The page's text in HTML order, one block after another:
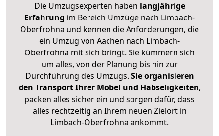
Die Umzugsexperten haben langjährige
Erfahrung im Bereich Umzüge nach Limbach-
Oberfrohna und kennen die Anforderungen, die
ein Umzug von Aachen nach Limbach-
Oberfrohna mit sich bringt. Sie kümmern sich
um alles, von der Planung bis hin zur
Durchführung des Umzugs. Sie organisieren
den Transport Ihrer Möbel und Habseligkeiten,
packen alles sicher ein und sorgen dafür, dass
alles rechtzeitig an Ihrem neuen Zielort in
Limbach-Oberfrohna ankommt.